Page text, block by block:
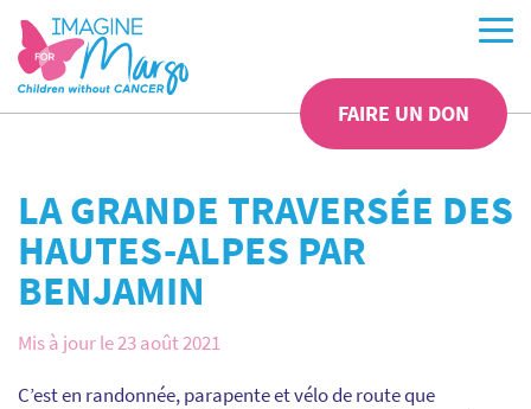
FAIRE UN DON
LA GRANDE TRAVERSÉE DES
HAUTES-ALPES PAR
BENJAMIN
Mis à jour le 23 août 2021
C’est en randonnée, parapente et vélo de route que